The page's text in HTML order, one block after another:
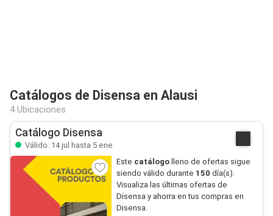
Catálogos de Disensa en Alausi
4 Ubicaciones
Catálogo Disensa
Válido: 14 jul hasta 5 ene
Este catálogo lleno de ofertas sigue
siendo válido durante 150 día(s).
Visualiza las últimas ofertas de
Disensa y ahorra en tus compras en
Disensa.